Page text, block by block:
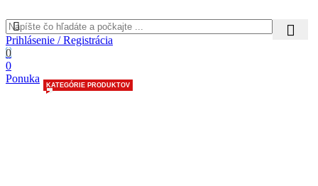
Prihlásenie / Registrácia
0
0
Ponuka
KATEGÓRIE PRODUKTOV